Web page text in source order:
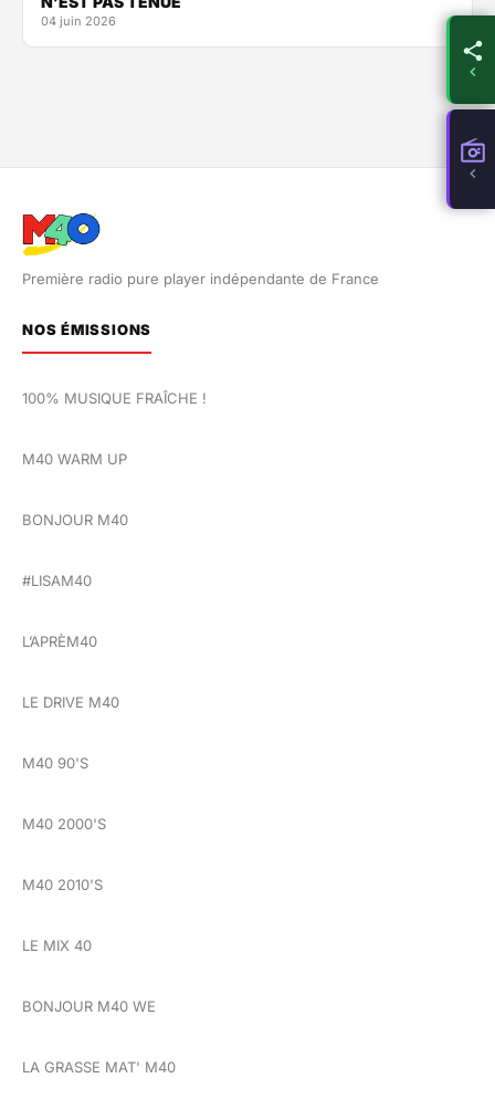
04 juin 2026
Première radio pure player indépendante de France
NOS ÉMISSIONS
100% MUSIQUE FRAÎCHE !
M40 WARM UP
BONJOUR M40
#LISAM40
L’APRÈM40
LE DRIVE M40
M40 90'S
M40 2000'S
M40 2010'S
LE MIX 40
BONJOUR M40 WE
LA GRASSE MAT' M40